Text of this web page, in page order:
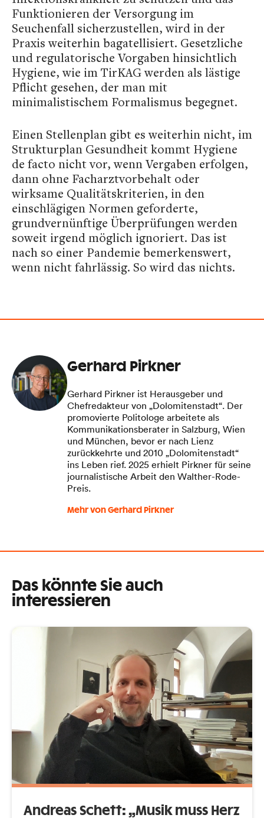
Funktionieren der Versorgung im
Seuchenfall sicherzustellen, wird in der
Praxis weiterhin bagatellisiert. Gesetzliche
und regulatorische Vorgaben hinsichtlich
Hygiene, wie im TirKAG werden als lästige
Pflicht gesehen, der man mit
minimalistischem Formalismus begegnet.
Einen Stellenplan gibt es weiterhin nicht, im
Strukturplan Gesundheit kommt Hygiene
de facto nicht vor, wenn Vergaben erfolgen,
dann ohne Facharztvorbehalt oder
wirksame Qualitätskriterien, in den
einschlägigen Normen geforderte,
grundvernünftige Überprüfungen werden
soweit irgend möglich ignoriert. Das ist
nach so einer Pandemie bemerkenswert,
wenn nicht fahrlässig. So wird das nichts.
Gerhard Pirkner
Gerhard Pirkner ist Herausgeber und
Chefredakteur von „Dolomitenstadt“. Der
promovierte Politologe arbeitete als
Kommunikationsberater in Salzburg, Wien
und München, bevor er nach Lienz
zurückkehrte und 2010 „Dolomitenstadt“
ins Leben rief. 2025 erhielt Pirkner für seine
journalistische Arbeit den Walther-Rode-
Preis.
Mehr von Gerhard Pirkner
Das könnte Sie auch
interessieren
Andreas Schett: „Musik muss Herz